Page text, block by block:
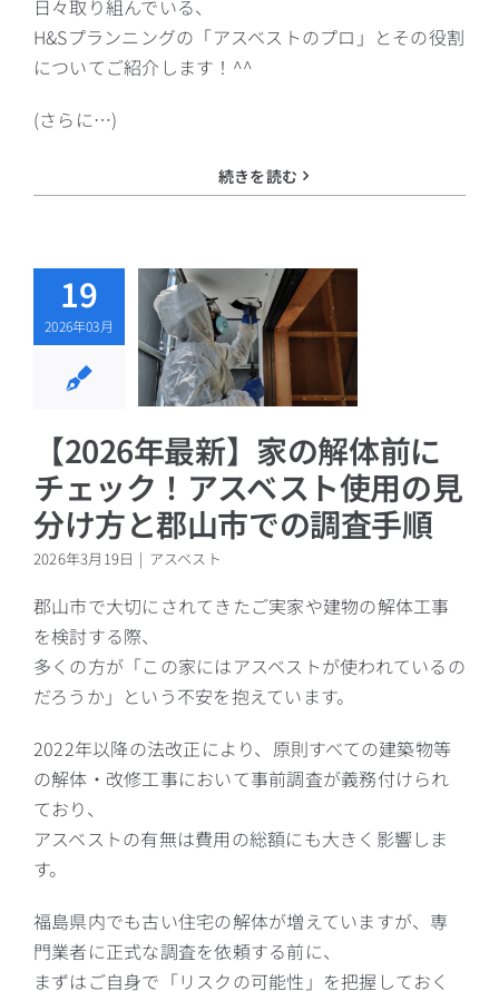
日々取り組んでいる、
H&Sプランニングの「アスベストのプロ」とその役割
についてご紹介します！^^
(さらに…)
続きを読む
19
2026年03月
年最新】
体前にチ
アスベス
の見分け
山市での
スベスト【2026年最新】家の解体前に
チェック！アスベスト使用の見
分け方と郡山市での調査手順
2026年3月19日 | アスベスト
郡山市で大切にされてきたご実家や建物の解体工事
を検討する際、
多くの方が「この家にはアスベストが使われているの
だろうか」という不安を抱えています。
2022年以降の法改正により、原則すべての建築物等
の解体・改修工事において事前調査が義務付けられ
ており、
アスベストの有無は費用の総額にも大きく影響しま
す。
福島県内でも古い住宅の解体が増えていますが、専
門業者に正式な調査を依頼する前に、
まずはご自身で「リスクの可能性」を把握しておく